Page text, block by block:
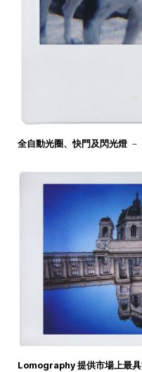
全自動光圈、快門及閃光燈
Lomography 提供市場上最